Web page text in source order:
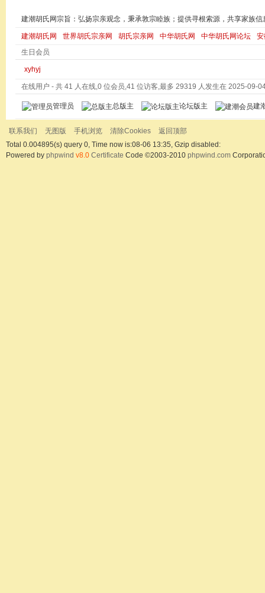
建潮胡氏网宗旨：弘扬宗亲观念，秉承敦宗睦族；提供寻根索源，共享家族信
建潮胡氏网 世界胡氏宗亲网 胡氏宗亲网 中华胡氏网 中华胡氏网论坛
生日会员
xyhyj
在线用户 - 共 41 人在线,0 位会员,41 位访客,最多 29319 人发生在 2025-09-
管理员 总版主 论坛版主 建
联系我们 无图版 手机浏览 清除Cookies
返回顶部
Total 0.004895(s) query 0, Time now is:08-06 13:35, Gzip disabled:
Powered by phpwind v8.0 Certificate Code ©2003-2010 phpwind.com